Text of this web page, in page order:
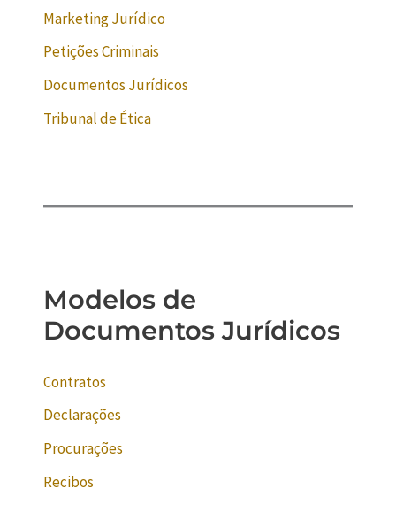
Marketing Jurídico
Petições Criminais
Documentos Jurídicos
Tribunal de Ética
Modelos de
Documentos Jurídicos
Contratos
Declarações
Procurações
Recibos